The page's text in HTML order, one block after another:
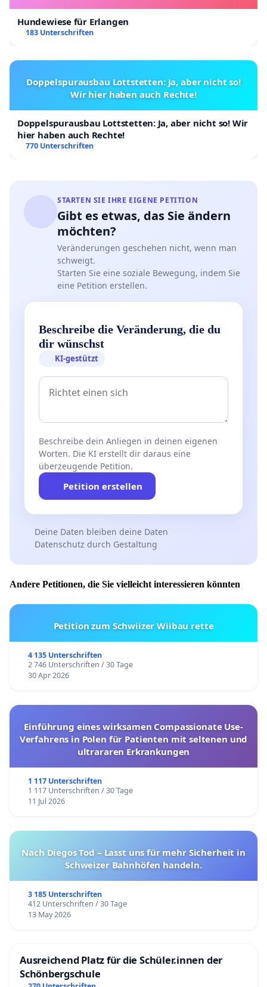
Hundewiese für Erlangen
183 Unterschriften
Doppelspurausbau Lottstetten: Ja, aber nicht so!
Wir hier haben auch Rechte!
Doppelspurausbau Lottstetten: Ja, aber nicht so! Wir
hier haben auch Rechte!
770 Unterschriften
STARTEN SIE IHRE EIGENE PETITION
Gibt es etwas, das Sie ändern
möchten?
Veränderungen geschehen nicht, wenn man
schweigt.
Starten Sie eine soziale Bewegung, indem Sie
eine Petition erstellen.
Beschreibe die Veränderung, die du
dir wünschst
KI-gestützt
Beschreibe dein Anliegen in deinen eigenen
Worten. Die KI erstellt dir daraus eine
überzeugende Petition.
Petition erstellen
Deine Daten bleiben deine Daten
Datenschutz durch Gestaltung
Andere Petitionen, die Sie vielleicht interessieren könnten
Petition zum Schwiizer Wiibau rette
4 135 Unterschriften
2 746 Unterschriften / 30 Tage
30 Apr 2026
Einführung eines wirksamen Compassionate Use-
Verfahrens in Polen für Patienten mit seltenen und
ultrararen Erkrankungen
1 117 Unterschriften
1 117 Unterschriften / 30 Tage
11 Jul 2026
Nach Diegos Tod – Lasst uns für mehr Sicherheit in
Schweizer Bahnhöfen handeln.
3 185 Unterschriften
412 Unterschriften / 30 Tage
13 May 2026
Ausreichend Platz für die Schüler.innen der
Schönbergschule